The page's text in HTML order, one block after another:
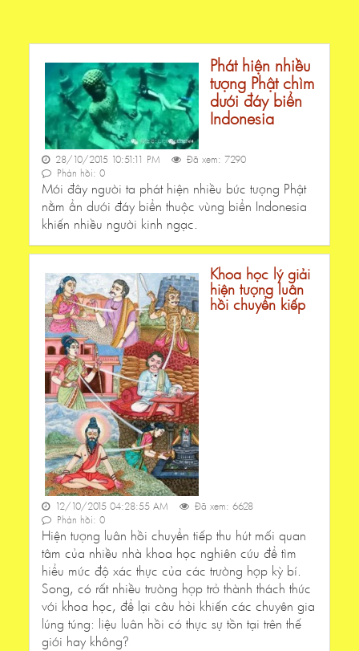
Phát hiện nhiều
tượng Phật chìm
dưới đáy biển
Indonesia
28/10/2015 10:51:11 PM
Đã xem: 7290
Phản hồi: 0
Mới đây người ta phát hiện nhiều bức tượng Phật
nằm ẩn dưới đáy biển thuộc vùng biển Indonesia
khiến nhiều người kinh ngạc.
Khoa học lý giải
hiện tượng luân
hồi chuyển kiếp
12/10/2015 04:28:55 AM
Đã xem: 6628
Phản hồi: 0
Hiện tượng luân hồi chuyển tiếp thu hút mối quan
tâm của nhiều nhà khoa học nghiên cứu để tìm
hiểu mức độ xác thực của các trường hợp kỳ bí.
Song, có rất nhiều trường hợp trở thành thách thức
với khoa học, để lại câu hỏi khiến các chuyên gia
lúng túng: liệu luân hồi có thực sự tồn tại trên thế
giới hay không?